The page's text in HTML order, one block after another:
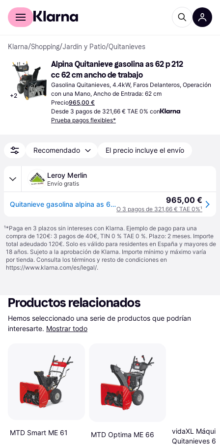
Comprar con Klarna
Klarna/Shopping/Jardín y Patio/Quitanieves
+2
Alpina Quitanieve gasolina as 62 p 212
cc 62 cm ancho de trabajo
Gasolina Quitanieves, 4.4kW, Faros Delanteros, Operación
con una Mano, Ancho de Entrada: 62 cm
Precio965,00 €
Desde 3 pagos de 321,66 € TAE 0% con
Prueba pagos flexibles*
Recomendado El precio incluye el envío
Leroy Merlin
Envío gratis
Quitanieve gasolina alpina as 62 p 212 cc 62 cm ancho de trabajo 965,00 €
O 3 pagos de 321,66 € TAE 0%¹
¹*Paga en 3 plazos sin intereses con Klarna. Ejemplo de pago para una
compra de 120€: 3 pagos de 40€, TIN 0 % TAE 0 %. Plazo: 2 meses. Importe
total adeudado 120€. Solo es válido para residentes en España y mayores de
18 años. Sujeto a la aprobación de Klarna. Importe mínimo y máximo varía
por tienda. Consulta los términos y resto de condiciones en
https://www.klarna.com/es/legal/.
Productos relacionados
Hemos seleccionado una serie de productos que podrían
interesarte. Mostrar todo
MTD Smart ME 61 MTD Optima ME 66
vidaXL
Quitanieves